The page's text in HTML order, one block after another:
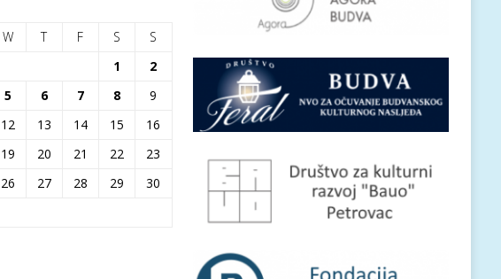
W T F S
S
1
2
5 6 7 8
9
12 13 14 15
16
19 20 21 22
23
26 27 28 29
30